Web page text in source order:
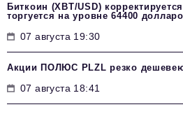
Биткоин (XBT/USD)
торгуется на уровне 64400
07 августа 19:30
Акции ПОЛЮС PLZL резко
07 августа 18:41